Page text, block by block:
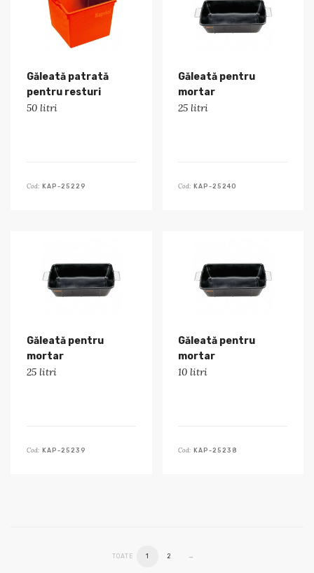
Găleată patrată
pentru resturi
50 litri
Cod: KAP-25229
Găleată pentru
mortar
25 litri
Cod: KAP-25240
Găleată pentru
mortar
25 litri
Cod: KAP-25239
Găleată pentru
mortar
10 litri
Cod: KAP-25238
TOATE 1 2 →